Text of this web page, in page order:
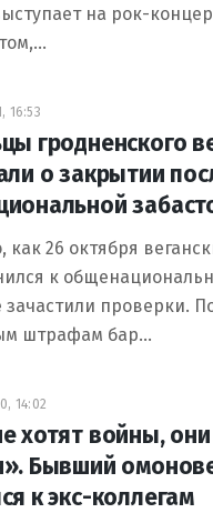
на рок-
16:53
гродненского
о закрытии
как 26 октября
к
зачастили проверки.
штрафам бар…
14:02
хотят войны, они
Бывший
к экс-коллегам